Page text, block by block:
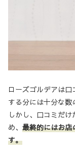
ローズゴルデアは
する分には十分な数
しかし、口コミだ
め、 最終的にはお店
す。